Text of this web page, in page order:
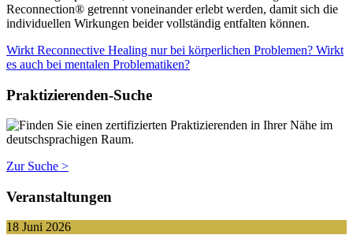
Reconnection® getrennt voneinander erlebt werden, damit sich die
individuellen Wirkungen beider vollständig entfalten können.
Beitragsnavigation
Wirkt Reconnective Healing nur bei körperlichen Problemen? Wirkt
es auch bei mentalen Problematiken?
Praktizierenden-Suche
Finden Sie einen zertifizierten Praktizierenden in Ihrer Nähe im
deutschsprachigen Raum.
Zur Suche >
Veranstaltungen
18 Juni 2026